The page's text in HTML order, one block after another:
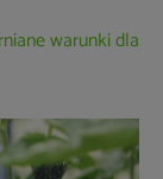
warunki dla